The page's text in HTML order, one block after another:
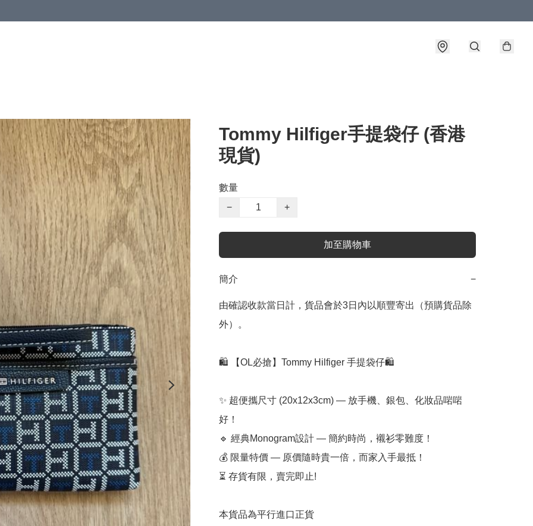
Tommy Hilfiger手提袋仔 (香港
現貨)
數量
−
+
加至購物車
簡介 −
由確認收款當日計，貨品會於3日內以順豐寄出（預購貨品除
外）。
🛍️ 【OL必搶】Tommy Hilfiger 手提袋仔🛍️
✨ 超便攜尺寸 (20x12x3cm) — 放手機、銀包、化妝品啱啱
好！
🔹 經典Monogram設計 — 簡約時尚，襯衫零難度！
💰 限量特價 — 原價隨時貴一倍，而家入手最抵！
⏳ 存貨有限，賣完即止!
本貨品為平行進口正貨